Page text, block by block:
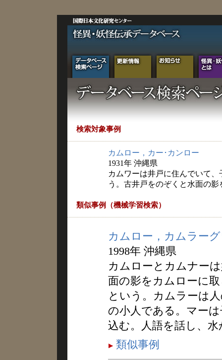
検索対象事例
カムロー，カー･カンロー
1931年 沖縄県
カムワーは井戸に住んでいて
う。古井戸をのぞくと水面の
類似事例（機械学習検索）
カムロー，カムラー
1998年 沖縄県
カムローとカムナー
面の影をカムローに
という。カムラーは
の小人である。マー
込む。人語を話し、
類似事例